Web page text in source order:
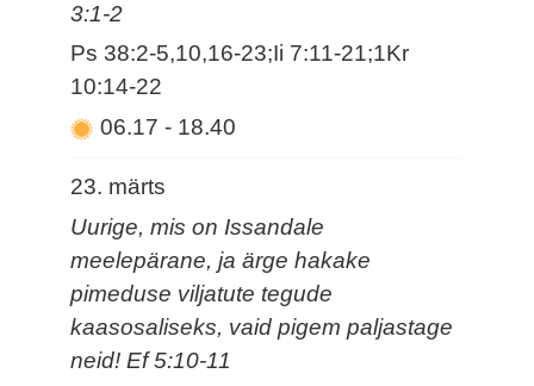
3:1-2
Ps 38:2-5,10,16-23;Ii 7:11-21;1Kr
10:14-22
06.17- 18.40
23. märts
Uurige, mis on Issandale
meelepärane, ja ärge hakake
pimeduse viljatute tegude
kaasosaliseks, vaid pigem paljastage
neid! Ef 5:10-11